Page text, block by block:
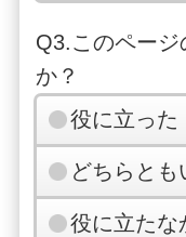
Q3.このペー
か？
役に立った
どちらとも
役に立たな